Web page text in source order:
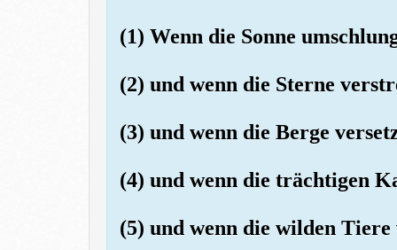
(1) Wenn die Sonne
(2) und wenn die Sterne
(3) und wenn die Berge
(4) und wenn die trächtigen
(5) und wenn die wilden